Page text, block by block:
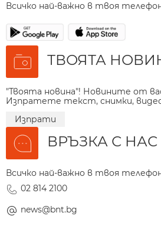
Всичко най-важно в твоя
ТВОЯТА
"Твоята новина"! Новините от
Изпратете текст, снимки,
Изпрати
ВРЪЗКА С НАС
Всичко най-важно в твоя
02 814 2100
news@bnt.bg